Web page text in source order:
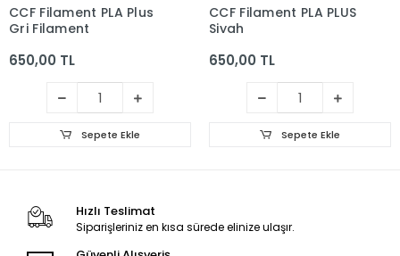
CCF Filament PLA Plus
Gri Filament
650,00 TL
Sepete Ekle
CCF Filament PLA PLUS
Siyah
650,00 TL
Sepete Ekle
Hızlı Teslimat
Siparişleriniz en kısa sürede elinize ulaşır.